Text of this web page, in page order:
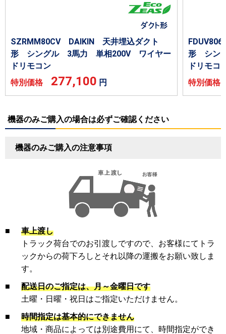
SZRMM80CV DAIKIN 天井埋込ダクト
形 シングル 3馬力 単相200V ワイヤー
ドリモコン
特別価格 277,100 円
形 シン
ドリモコ
特別価
機器のみご購入の場合は必ずご確認ください
機器のみご購入の注意事項
■
車上渡し
トラック荷台でのお引渡しですので、お客様にてトラ
ックからの荷下ろしとそれ以降の運搬をお願い致しま
す。
■
配送日のご指定は、月～金曜日です
土曜・日曜・祝日はご指定いただけません。
■
時間指定は基本的にできません
地域・商品によっては別途費用にて、時間指定ができ